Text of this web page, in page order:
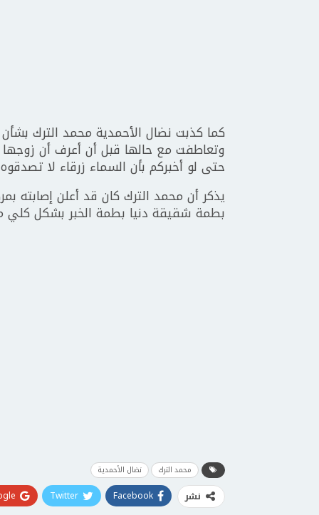
كما كذبت نضال الأحمدية محمد الترك
وتعاطفت مع حالها قبل أن أعرف أن
حتى لو أخبركم بأن السماء زرقاء لا
يذكر أن محمد الترك كان قد أعلن إصابته
بطمة شقيقة دنيا بطمة الخبر بشكل كلي
محمد الترك نضال الأحمدية
نشر Facebook
Twitter